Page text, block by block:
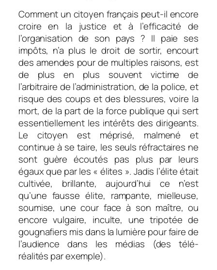
Comment un citoyen français peut-il encore
croire en la justice et à l’efficacité de
l’organisation de son pays ? Il paie ses
impôts, n’a plus le droit de sortir, encourt
des amendes pour de multiples raisons, est
de plus en plus souvent victime de
l’arbitraire de l’administration, de la police, et
risque des coups et des blessures, voire la
mort, de la part de la force publique qui sert
essentiellement les intérêts des dirigeants.
Le citoyen est méprisé, malmené et
continue à se taire, les seuls réfractaires ne
sont guère écoutés pas plus par leurs
égaux que par les « élites ». Jadis l’élite était
cultivée, brillante, aujourd’hui ce n’est
qu’une fausse élite, rampante, mielleuse,
soumise, une cour face à son maître, ou
encore vulgaire, inculte, une tripotée de
gougnafiers mis dans la lumière pour faire de
l’audience dans les médias (des télé-
réalités par exemple).